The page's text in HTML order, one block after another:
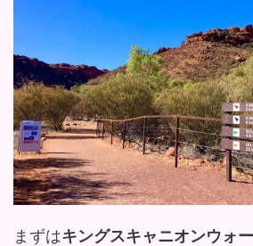
まずはキングスキャニオンウォ